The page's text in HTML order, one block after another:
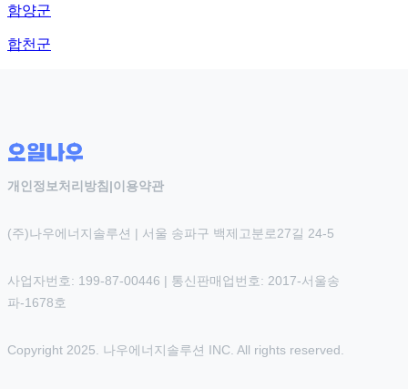
함양군
합천군
개인정보처리방침 |이용약관
(주)나우에너지솔루션 | 서울 송파구 백제고분로27길 24-5
사업자번호: 199-87-00446 | 통신판매업번호: 2017-서울송
파-1678호
Copyright 2025. 나우에너지솔루션 INC. All rights reserved.